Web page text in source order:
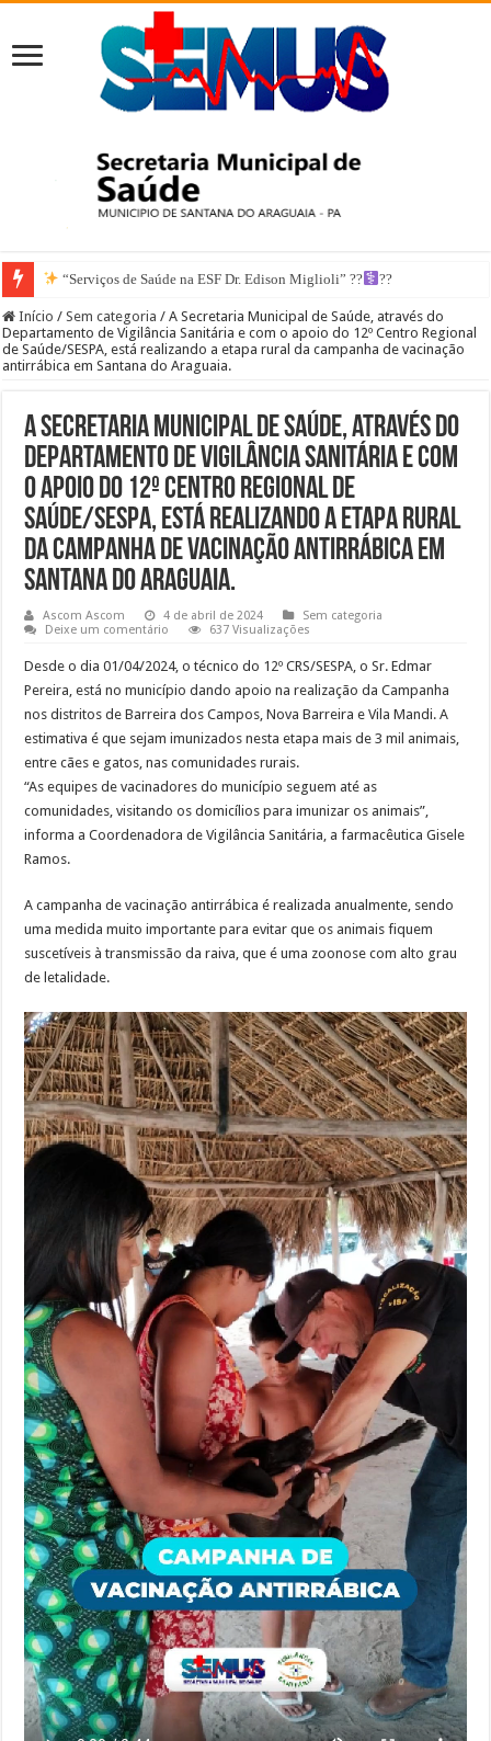
“Serviços de Saúde na ESF Dr. Edison Miglioli” ??‍ ??
Início / Sem categoria / A Secretaria Municipal de Saúde, através do
Departamento de Vigilância Sanitária e com o apoio do 12º Centro Regional
de Saúde/SESPA, está realizando a etapa rural da campanha de vacinação
antirrábica em Santana do Araguaia.
A Secretaria Municipal de Saúde, através do
Departamento de Vigilância Sanitária e com
o apoio do 12º Centro Regional de
Saúde/SESPA, está realizando a etapa rural
da campanha de vacinação antirrábica em
Santana do Araguaia.
Ascom Ascom 4 de abril de 2024
Sem categoria
Deixe um comentário
637 Visualizações
Desde o dia 01/04/2024, o técnico do 12º CRS/SESPA, o Sr. Edmar
Pereira, está no município dando apoio na realização da Campanha
nos distritos de Barreira dos Campos, Nova Barreira e Vila Mandi. A
estimativa é que sejam imunizados nesta etapa mais de 3 mil animais,
entre cães e gatos, nas comunidades rurais.
“As equipes de vacinadores do município seguem até as
comunidades, visitando os domicílios para imunizar os animais”,
informa a Coordenadora de Vigilância Sanitária, a farmacêutica Gisele
Ramos.
A campanha de vacinação antirrábica é realizada anualmente, sendo
uma medida muito importante para evitar que os animais fiquem
suscetíveis à transmissão da raiva, que é uma zoonose com alto grau
de letalidade.